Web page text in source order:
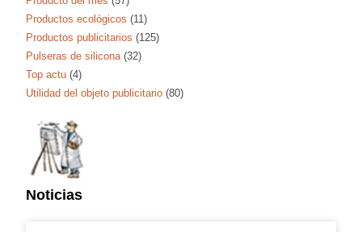
Productos ecológicos (11)
Productos publicitarios (125)
Pulseras de silicona (32)
Top actu (4)
Utilidad del objeto publicitario (80)
Noticias